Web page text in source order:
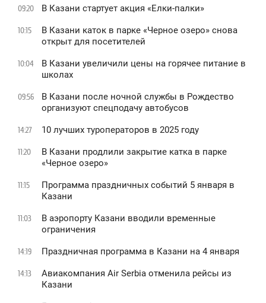
09:20 В Казани стартует акция «Елки-палки»
10:15
В Казани каток в парке «Черное озеро» снова
открыт для посетителей
10:04
В Казани увеличили цены на горячее питание в
школах
09:56
В Казани после ночной службы в Рождество
организуют спецподачу автобусов
14:27 10 лучших туроператоров в 2025 году
11:20
В Казани продлили закрытие катка в парке
«Черное озеро»
11:15
Программа праздничных событий 5 января в
Казани
11:03
В аэропорту Казани вводили временные
ограничения
14:19 Праздничная программа в Казани на 4 января
14:13
Авиакомпания Air Serbia отменила рейсы из
Казани